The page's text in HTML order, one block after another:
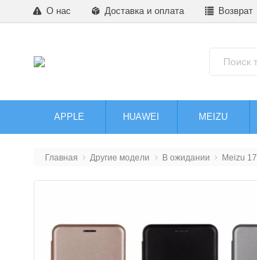
О нас Доставка и оплата Возврат
APPLE HUAWEI MEIZU
Главная Другие модели В ожидании Meizu 17